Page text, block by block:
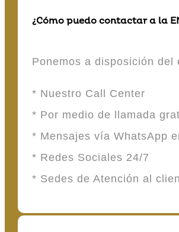
¿Cómo puedo contactar a la
Ponemos a disposición
* Nuestro Call Center
* Por medio de llamada
* Mensajes vía WhatsApp
* Redes Sociales 24/7
* Sedes de Atención al